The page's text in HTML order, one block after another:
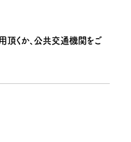
頂くか、公共交通機関をご